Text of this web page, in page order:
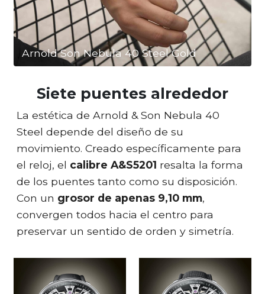
Arnold Son Nebula 40 Steel Gold
Siete puentes alrededor
La estética de Arnold & Son Nebula 40
Steel depende del diseño de su
movimiento. Creado específicamente para
el reloj, el calibre A&S5201 resalta la forma
de los puentes tanto como su disposición.
Con un grosor de apenas 9,10 mm,
convergen todos hacia el centro para
preservar un sentido de orden y simetría.